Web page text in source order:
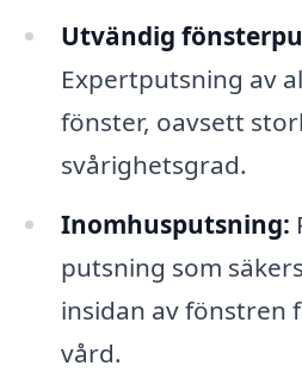
Utvändig
Expertputsning av
fönster, oavsett
svårighetsgrad.
Inomhusputsning:
putsning som
insidan av fönstren
vård.